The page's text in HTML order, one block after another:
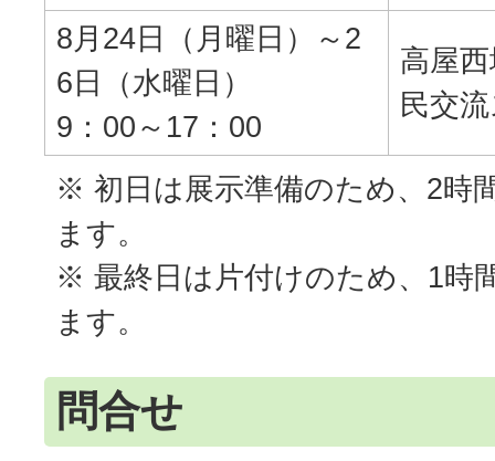
8月24日（月曜日）～2
6日（水曜日）
9：00～17：00
高屋
民交
※ 初日は展示準備のため、2時
ます。
※ 最終日は片付けのため、1時
ます。
問合せ